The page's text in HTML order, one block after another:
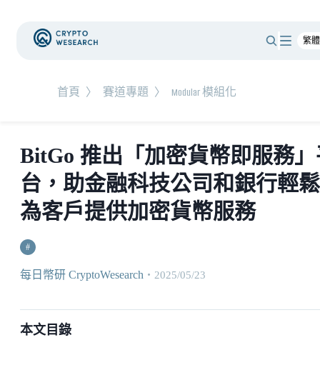
首頁 〉 賽道專題 〉 Modular 模組化
BitGo 推出「加密貨幣即服務
台，助金融科技公司和銀行輕鬆
為客戶提供加密貨幣服務
#
每日幣研 CryptoWesearch ・ 2025/05/23
本文目錄